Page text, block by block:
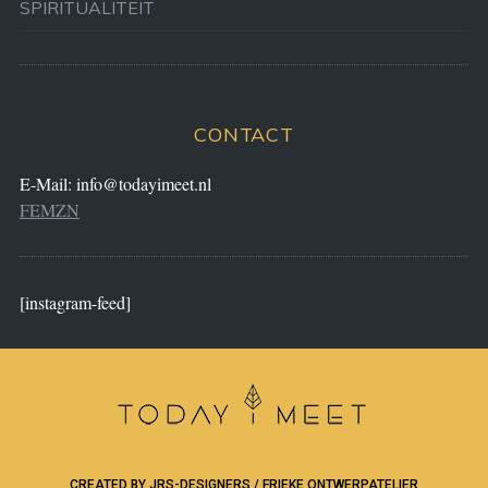
SPIRITUALITEIT
CONTACT
E-Mail: info@todayimeet.nl
FEMZN
[instagram-feed]
CREATED BY JRS-DESIGNERS / FRIEKE ONTWERPATELIER